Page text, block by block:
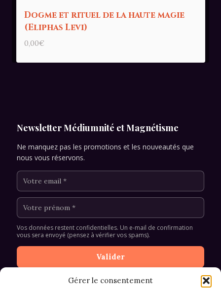
Gérer le consentement
Dogme et rituel de la haute magie
(Eliphas Levi)
0,00€
Newsletter Médiumnité et Magnétisme
Ne manquez pas les promotions et les nouveautés que
nous vous réservons.
Vos données restent confidentielles. Un e-mail de confirmation
vous sera envoyé (pensez à vérifier vos spams).